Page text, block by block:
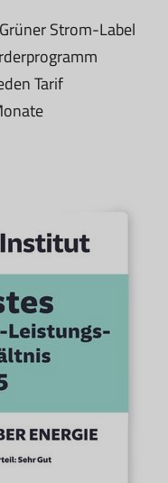
Strom-Label
Tarif